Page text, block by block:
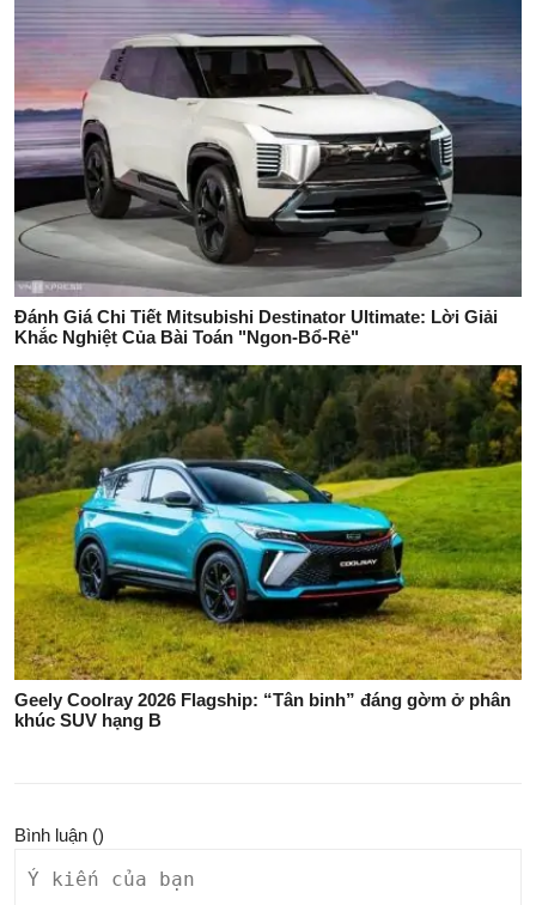
Đánh Giá Chi Tiết Mitsubishi Destinator Ultimate: Lời Giải
Khắc Nghiệt Của Bài Toán "Ngon-Bổ-Rẻ"
Geely Coolray 2026 Flagship: “Tân binh” đáng gờm ở phân
khúc SUV hạng B
Bình luận ()